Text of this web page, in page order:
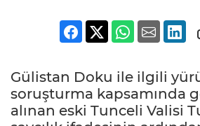
Gülistan Doku ile ilgili
soruşturma kapsamında
alınan eski Tunceli Valisi